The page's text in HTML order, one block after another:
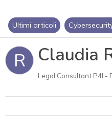
Ultimi articoli
R Claudia
Legal Consultant P4I -